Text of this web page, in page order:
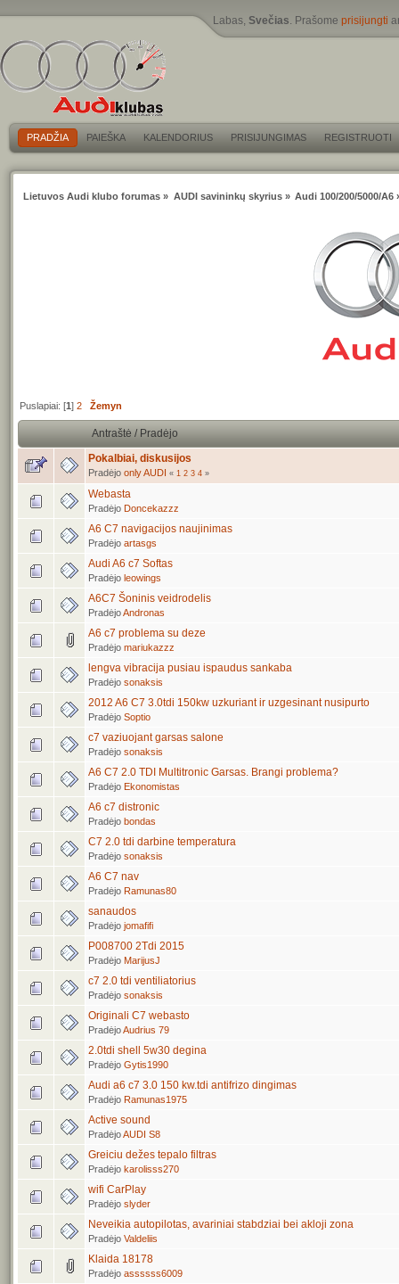
Labas, Svečias. Prašome prisijungti
PRADŽIA PAIEŠKA KALENDORIUS PRISIJUNGIMAS REGISTRUOTI
Lietuvos Audi klubo forumas » AUDI savininkų skyrius» Audi 100/200/5000/A6
Puslapiai: [1]2 Žemyn
Antraštė / Pradėjo
Pokalbiai, diskusijos
Pradėjo only AUDI « 1 2 3 4 »
Webasta
Pradėjo Doncekazzz
A6 C7 navigacijos naujinimas
Pradėjo artasgs
Audi A6 c7 Softas
Pradėjo leowings
A6C7 Šoninis veidrodelis
PradėjoAndronas
A6 c7 problema su deze
Pradėjo mariukazzz
lengva vibracija pusiau ispaudus sankaba
Pradėjo sonaksis
2012 A6 C7 3.0tdi 150kw uzkuriant ir uzgesinant nusipurto
Pradėjo Soptio
c7 vaziuojant garsas salone
Pradėjo sonaksis
A6 C7 2.0 TDI Multitronic Garsas. Brangi problema?
Pradėjo Ekonomistas
A6 c7 distronic
Pradėjo bondas
C7 2.0 tdi darbine temperatura
Pradėjo sonaksis
A6 C7 nav
Pradėjo Ramunas80
sanaudos
Pradėjo jomafifi
P008700 2Tdi 2015
Pradėjo MarijusJ
c7 2.0 tdi ventiliatorius
Pradėjo sonaksis
Originali C7 webasto
PradėjoAudrius 79
2.0tdi shell 5w30 degina
Pradėjo Gytis1990
Audi a6 c7 3.0 150 kw.tdi antifrizo dingimas
Pradėjo Ramunas1975
Active sound
PradėjoAUDI S8
Greiciu dežes tepalo filtras
Pradėjo karolisss270
wifi CarPlay
Pradėjo slyder
Neveikia autopilotas, avariniai stabdziai bei akloji zona
Pradėjo Valdeliis
Klaida 18178
Pradėjo assssss6009